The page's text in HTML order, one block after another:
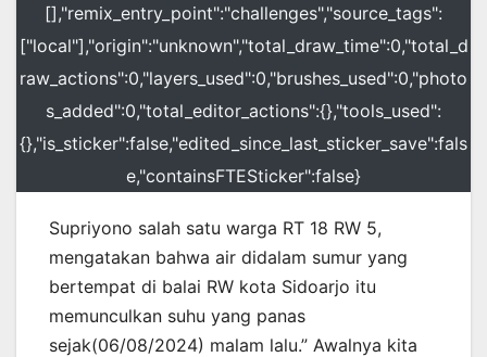
[],"remix_entry_point":"challenges","source_tags":
["local"],"origin":"unknown","total_draw_time":0,"total_d
raw_actions":0,"layers_used":0,"brushes_used":0,"photo
s_added":0,"total_editor_actions":{},"tools_used":
{},"is_sticker":false,"edited_since_last_sticker_save":fals
e,"containsFTESticker":false}
Supriyono salah satu warga RT 18 RW 5,
mengatakan bahwa air didalam sumur yang
bertempat di balai RW kota Sidoarjo itu
memunculkan suhu yang panas
sejak(06/08/2024) malam lalu.” Awalnya kita